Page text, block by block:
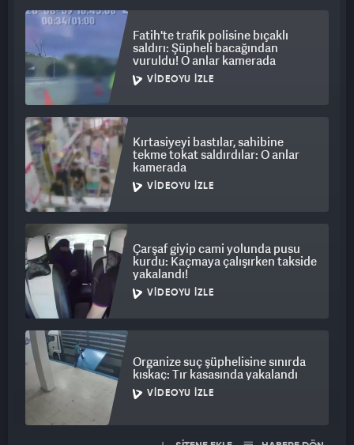
Fatih'te trafik polisine bıçaklı
saldırı: Şüpheli bacağından
vuruldu! O anlar kamerada
VIDEOYU İZLE
Kırtasiyeyi bastılar, sahibine
tekme tokat saldırdılar: O anlar
kamerada
VIDEOYU İZLE
Çarşaf giyip cami yolunda pusu
kurdu: Kaçmaya çalışırken takside
yakalandı!
VIDEOYU İZLE
Organize suç şüphelisine sınırda
kıskaç: Tır kasasında yakalandı
VIDEOYU İZLE